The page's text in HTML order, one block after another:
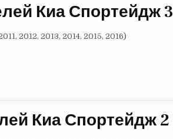
Киа Спортейдж 3
2012, 2013, 2014, 2015, 2016)
Киа Спортейдж 2